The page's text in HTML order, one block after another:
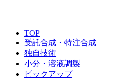
TOP
受託合成・特注合成
独自技術
小分・溶液調製
ピックアップ